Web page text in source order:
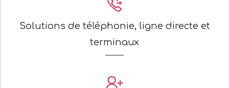
Solutions de téléphonie, ligne directe et
terminaux